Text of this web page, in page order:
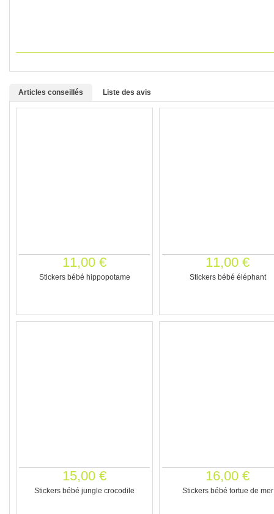
Articles conseillés Liste des avis
11,00 €
Stickers bébé hippopotame
11,00 €
Stickers bébé éléphant
15,00 €
Stickers bébé jungle crocodile
16,00 €
Stickers bébé tortue de mer